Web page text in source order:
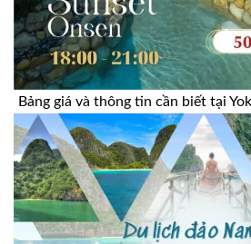
Bảng giá và thông tin cần biết tại